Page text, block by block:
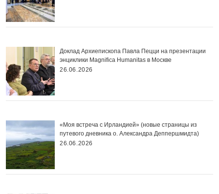
Доклад Архиепископа Павла Пецци на презентации
энциклики Magnifica Нumanitas в Москве
26.06.2026
«Моя встреча с Ирландией» (новые страницы из
путевого дневника о. Александра Деппершмидта)
26.06.2026